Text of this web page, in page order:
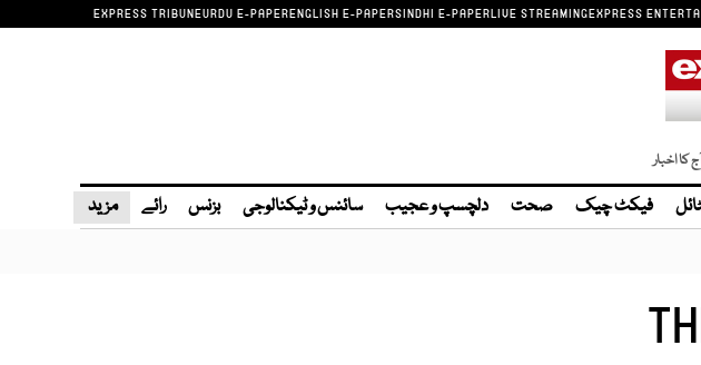
EXPRESS TRIBUNEURDU E-PAPERENGLISH E-PAPERSINDHI E-PAPERLIVE STREAMINGEXPRESS
کا اخبار
فیکٹ چیک صحت دلچسپ و عجیب سائنس و ٹیکنالوجی بزنس رائے مزید